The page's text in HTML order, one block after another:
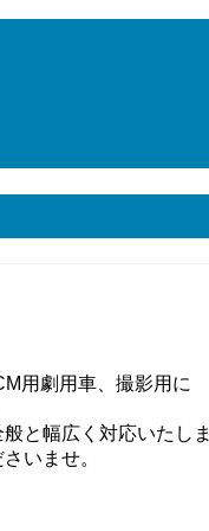
用劇用車、撮影用に
と幅広く対応いたし
いませ。